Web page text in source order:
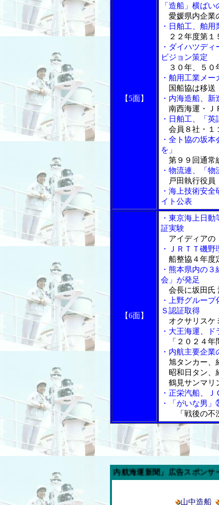
【5面】
「造船」横ば
愛媛県内企業
・日舶工、舶
２２年度第１
・ダイハツデ
ビジョン策定
３０年、５０
・舶用工業メ
国船協は移送
・内海造船、
南西海運・Ｊ
・日舶工、「
会員８社・１
・全ト協の坂
を」
第９９回通常
・物流連、「
戸田執行役員
・海上技術安
イト公表
【6面】
・東京海上日
証実験
アイディアの
・ＪＲＴＴ磯
船整協４年度
・熊本県内の
会」が発足
会長に坂田氏
・上野グルー
Ｓ認証取得
オクサリスケ
・大王海運、
「２０２４年
・内航主要企
旭タンカー、
昭和日タン、
鶴見サンマリ
・正栄汽船、
・「がいな男
「戦後の不
今週の「内航海運新聞」広告スポンサー企業
山中造船